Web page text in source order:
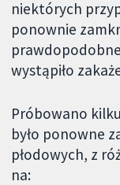
niektórych
ponownie
wystąpiło
Próbowano
było ponowne
płodowych, z
na: